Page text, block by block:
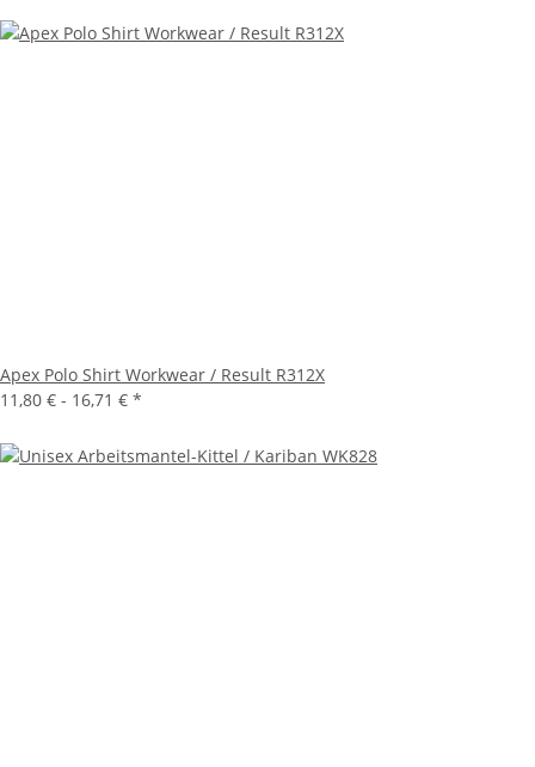
Apex Polo Shirt Workwear / Result R312X
11,80 € - 16,71 € *